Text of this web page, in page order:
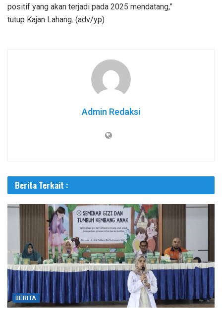
positif yang akan terjadi pada 2025 mendatang,”
tutup Kajan Lahang. (adv/yp)
Admin Redaksi
Berita Terkait :
BERITA